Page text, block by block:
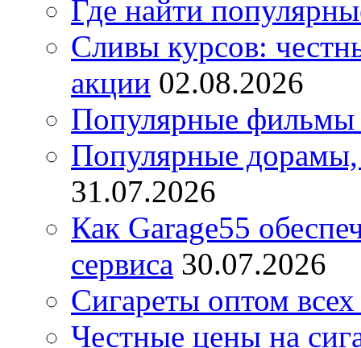
Где найти
Сливы курсов:
акции 02.08.2026
Популярные фильмы
Популярные дорамы,
31.07.2026
Как Garage55
сервиса 30.07.2026
Сигареты оптом
Честные цены на